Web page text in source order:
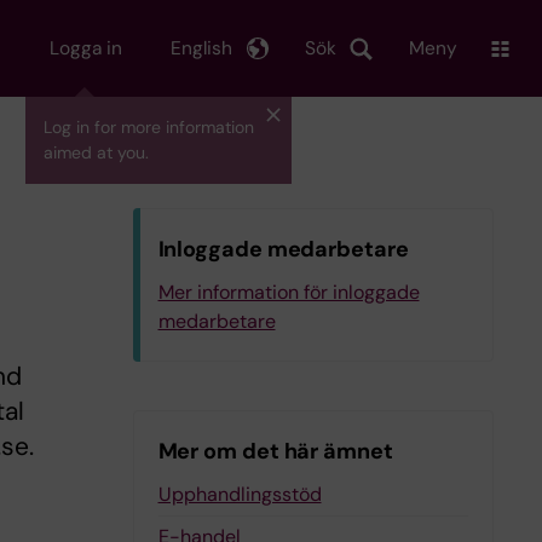
Logga in
Log in for more information
aimed at you.
Sök
English Meny
Inloggade medarbetare
Mer information för inloggade
medarbetare
Mer om det här ämnet
Upphandlingsstöd
E-handel